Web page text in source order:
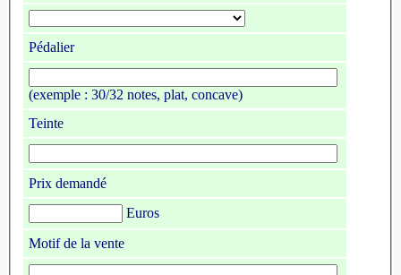
Pédalier
(exemple : 30/32 notes, plat, concave)
Teinte
Prix demandé
Euros
Motif de la vente